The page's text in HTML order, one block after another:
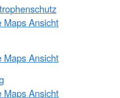
Maps Ansicht
Maps Ansicht
Maps Ansicht